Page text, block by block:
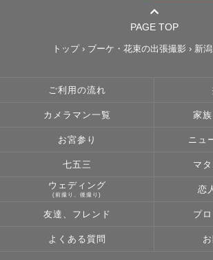
PAGE TOP
トップ › ブーケ・花束の出張撮影 › 新
ご利用の流れ
カメラマン一覧 家
お宮参り ニュ
七五三 マ
ウェディング
(前撮り、後撮り)
恋
友達、フレンド プ
よくある質問